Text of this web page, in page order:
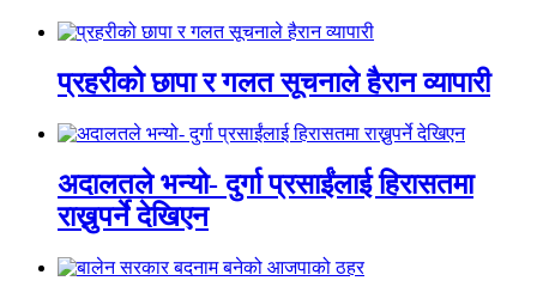
प्रहरीको छापा र गलत सूचनाले हैरान व्यापारी
अदालतले भन्यो- दुर्गा प्रसाईंलाई हिरासतमा
राख्नुपर्ने देखिएन